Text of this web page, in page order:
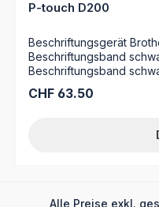
P-touch D200
Beschriftungsgerät
Beschriftungsband
Beschriftungsband
Regulärer Preis:
CHF 63.50
Alle Preise exkl.